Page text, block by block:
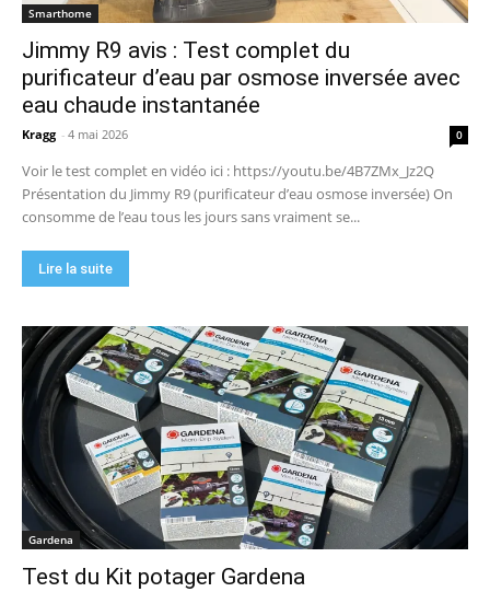
Smarthome
Jimmy R9 avis : Test complet du
purificateur d’eau par osmose inversée avec
eau chaude instantanée
Kragg - 4 mai 2026 0
Voir le test complet en vidéo ici : https://youtu.be/4B7ZMx_Jz2Q
Présentation du Jimmy R9 (purificateur d’eau osmose inversée) On
consomme de l’eau tous les jours sans vraiment se...
Lire la suite
Gardena
Test du Kit potager Gardena